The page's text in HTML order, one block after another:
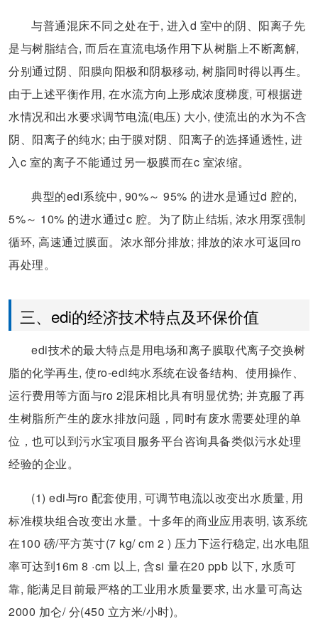
与普通混床不同之处在于, 进入d 室中的阴、阳离子先
是与树脂结合, 而后在直流电场作用下从树脂上不断离解,
分别通过阴、阳膜向阳极和阴极移动, 树脂同时得以再生。
由于上述平衡作用, 在水流方向上形成浓度梯度, 可根据进
水情况和出水要求调节电流(电压) 大小, 使流出的水为不含
阴、阳离子的纯水; 由于膜对阴、阳离子的选择通透性, 进
入c 室的离子不能通过另一极膜而在c 室浓缩。
典型的edi系统中, 90%～ 95% 的进水是通过d 腔的,
5%～ 10% 的进水通过c 腔。为了防止结垢, 浓水用泵强制
循环, 高速通过膜面。浓水部分排放; 排放的浓水可返回ro
再处理。
三、edi的经济技术特点及环保价值
edi技术的最大特点是用电场和离子膜取代离子交换树
脂的化学再生, 使ro-edi纯水系统在设备结构、使用操作、
运行费用等方面与ro 2混床相比具有明显优势; 并克服了再
生树脂所产生的废水排放问题，同时有废水需要处理的单
位，也可以到污水宝项目服务平台咨询具备类似污水处理
经验的企业。
(1) edi与ro 配套使用, 可调节电流以改变出水质量, 用
标准模块组合改变出水量。十多年的商业应用表明, 该系统
在100 磅/平方英寸(7 kg/ cm 2 ) 压力下运行稳定, 出水电阻
率可达到16m 8 ·cm 以上, 含si 量在20 ppb 以下, 水质可
靠, 能满足目前最严格的工业用水质量要求, 出水量可高达
2000 加仑/ 分(450 立方米/小时)。